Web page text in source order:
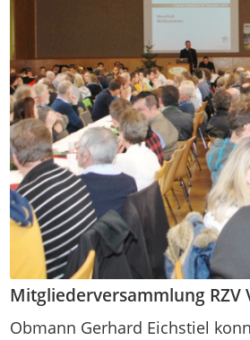
Mitgliederversammlung RZV
Obmann Gerhard Eichstiel